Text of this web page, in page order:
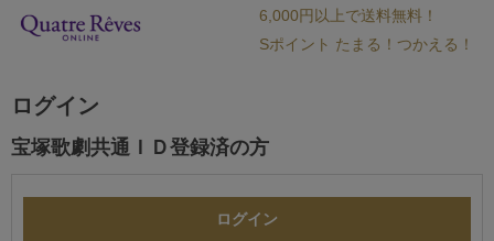
6,000円以上で送料無料！
Sポイント たまる！つかえる！
ログイン
宝塚歌劇共通ＩＤ登録済の方